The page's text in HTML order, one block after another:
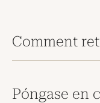
Comment
Póngase en